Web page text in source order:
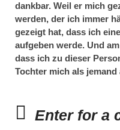
dankbar. Weil er mich
werden, der ich immer
gezeigt hat, dass ich
aufgeben werde. Und
dass ich zu dieser
Tochter mich als
Enter for a